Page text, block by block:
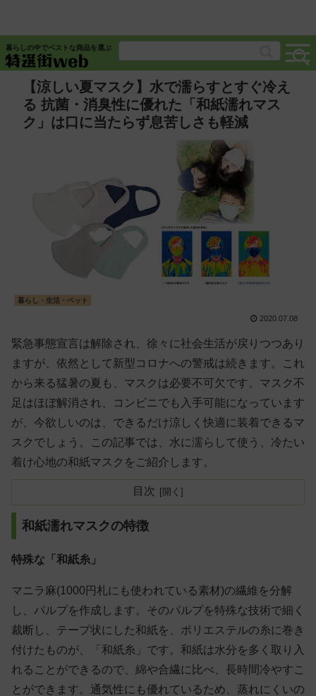
暮らしの中でベストな商品を選ぶ
【涼しい夏マスク】水で濡らすとすぐ冷え
る 抗菌・消臭性に優れた「和紙濡れマス
ク」は口に当たらず息苦しさも軽減
暮らし・生活・ペット
2020.07.08
緊急事態宣言は解除され、徐々に社会生活が戻りつつあり
ますが、依然として新型コロナへの警戒は続きます。これ
から来る猛暑の夏も、マスクは必要不可欠です。マスク不
足はほぼ解消され、コンビニでも入手可能になっています
が、今欲しいのは、できるだけ涼しく快適に装着できるマ
スクでしょう。この記事では、水に濡らして使う、冷たい
着け心地の和紙マスクをご紹介します。
目次
和紙濡れマスクの特徴
特殊な「和紙糸」
マニラ麻(1000円札にも使われている素材)の繊維を分解
し、パルプを作成します。そのパルプを特殊な技術で細く
裁断し、テープ状にした和紙を、ポリエステルの糸に巻き
付けたものが、「和紙糸」です。和紙は水分を多く取り入
れることができるので、綿や合繊に比べ、長時間冷やすこ
とができます。通気性にも優れているため、蒸れにくいの